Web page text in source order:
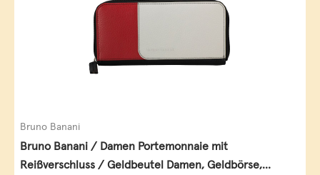
Bruno Banani
Bruno Banani / Damen Portemonnaie mit
Reißverschluss / Geldbeutel Damen, Geldbörse,